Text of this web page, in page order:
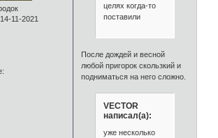
11-2021
целях когда-то
поставили
После дождей и весной
любой пригорок скользкий и
подниматься на него сложно.
VECTOR
написал(а):
уже несколько